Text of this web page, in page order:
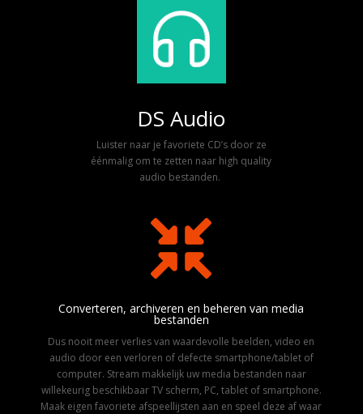
DS Audio
Luister naar je favoriete CD’s door ze
éénmalig om te zetten naar high quality
audio bestanden.

Converteren, archiveren en beheren van media
bestanden
Dus nooit meer verlies van waardevolle beelden, video en
audio door een verloren of defecte smartphone/tablet of
computer. Stream makkelijk uw media bestanden naar
willekeurig beschikbaar TV scherm, PC, tablet of smartphone.
Maak eigen favoriete afspeellijsten aan en speel deze af waar